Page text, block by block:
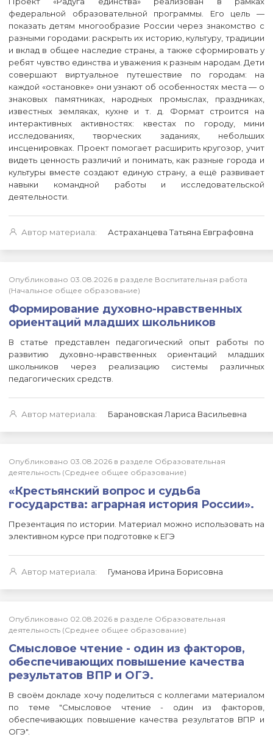
федеральной образовательной программы. Его цель —
показать детям многообразие России через знакомство с
разными городами: раскрыть их историю, культуру, традиции
и вклад в общее наследие страны, а также сформировать у
ребят чувство единства и уважения к разным народам. Дети
совершают виртуальное путешествие по городам: на
каждой «остановке» они узнают об особенностях места — о
знаковых памятниках, народных промыслах, праздниках,
известных земляках, кухне и т. д. Формат строится на
интерактивных активностях: квестах по городу, мини
исследованиях, творческих заданиях, небольших
инсценировках. Проект помогает расширить кругозор, учит
видеть ценность различий и понимать, как разные города и
культуры вместе создают единую страну, а ещё развивает
навыки командной работы и исследовательской
деятельности.
Автор материала: Астраханцева Татьяна Евграфовна
Опубликовано 03.08.2026 в разделе Воспитательная работа
(Начальное общее образование)
Формирование духовно-нравственных
ориентаций младших школьников
В статье представлен педагогический опыт работы по
развитию духовно-нравственных ориентаций младших
школьников через реализацию системы различных
педагогических средств.
Автор материала: Барановская Лариса Васильевна
Опубликовано 03.08.2026 в разделе Образовательная
деятельность (Среднее общее образование)
«Крестьянский вопрос и судьба
государства: аграрная история России».
Презентация по истории. Материал можно использовать на
элективном курсе при подготовке к ЕГЭ
Автор материала: Гуманова Ирина Борисовна
Опубликовано 02.08.2026 в разделе Образовательная
деятельность (Среднее общее образование)
Смысловое чтение - один из факторов,
обеспечивающих повышение качества
результатов ВПР и ОГЭ.
В своём докладе хочу поделиться с коллегами материалом
по теме "Смысловое чтение - один из факторов,
обеспечивающих повышение качества результатов ВПР и
ОГЭ".